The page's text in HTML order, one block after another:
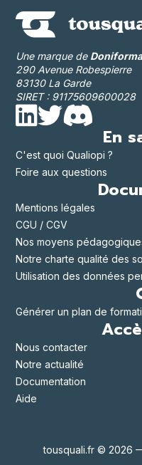
Une marque de
290 Avenue Robespierre
83130 La Garde
SIRET : 91175609600028
En
C'est quoi Qualiopi ?
Foire aux questions
Mentions légales
CGU / CGV
Nos moyens
Notre charte qualité des
Utilisation des données
Générer un plan de
Nous contacter
Notre actualité
Documentation
Aide
tousquali.fr © 2026